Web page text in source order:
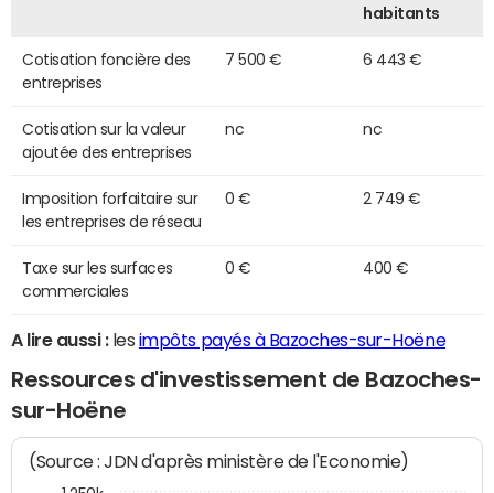
habitants
Cotisation foncière des
entreprises
7 500 € 6 443 €
Cotisation sur la valeur
ajoutée des entreprises
nc nc
Imposition forfaitaire sur
les entreprises de réseau
0 € 2 749 €
Taxe sur les surfaces
commerciales
0 € 400 €
A lire aussi :les impôts payés à Bazoches-sur-Hoëne
Ressources d'investissement de Bazoches-
sur-Hoëne
(Source : JDN d'après ministère de l'Economie)